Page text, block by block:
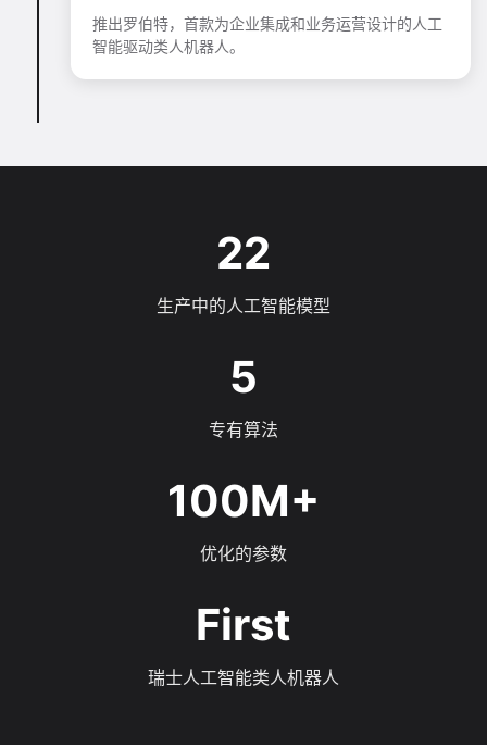
推出罗伯特，首款为企业集成和业务运营设计的人工
智能驱动类人机器人。
22
生产中的人工智能模型
5
专有算法
100M+
优化的参数
First
瑞士人工智能类人机器人